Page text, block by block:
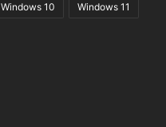
Windows 10 Windows 11